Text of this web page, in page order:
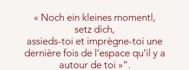
« Noch ein kleines momentl,
setz dich,
assieds-toi et imprègne-toi une
dernière fois de l’espace qu’il y a
autour de toi »”.